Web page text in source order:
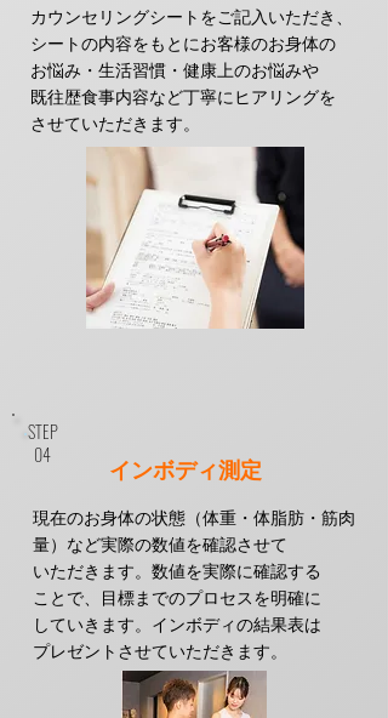
カウンセリングシートをご記入いただき、
シートの内容をもとにお客様のお身体の
お悩み・生活習慣・健康上のお悩みや
既往歴​食事内容など丁寧にヒアリングを
させていただきます。
​インボディ測定
現在のお身体の状態（体重・体脂肪・筋肉
量）など実際の数値を確認させて
いただきます。 数値を実際に確認する
ことで、目標までのプロセスを明確に
していきます。 ​インボディの結果表は
プレゼントさせていただきます。
STEP
​04